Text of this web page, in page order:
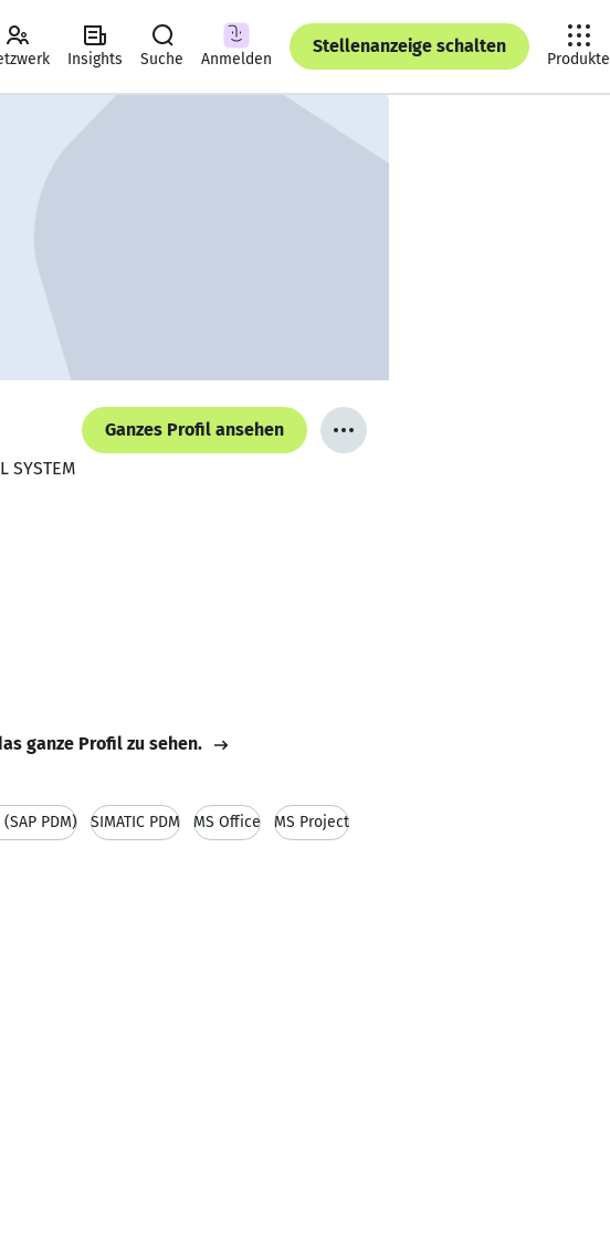
Insights Suche Anmelden
Stellenanzeige schalten
Produkte
Ganzes Profil ansehen
SYSTEM
ganze Profil zu sehen.
PDM) SIMATIC PDM MS Office MS Project